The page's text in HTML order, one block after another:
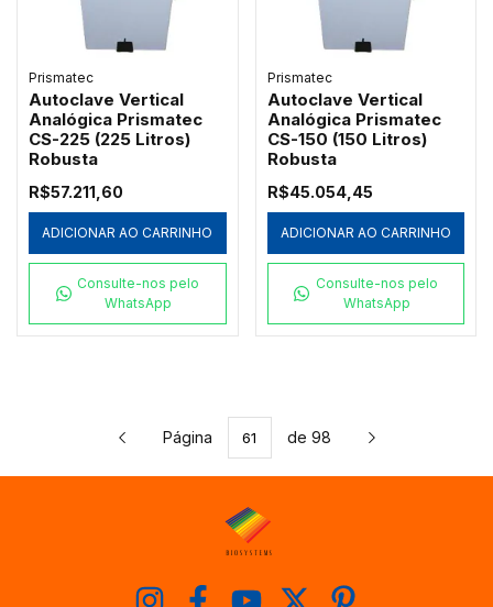
Prismatec
Autoclave Vertical
Analógica Prismatec
CS-225 (225 Litros)
Robusta
R$57.211,60
ADICIONAR AO CARRINHO
Consulte-nos pelo
WhatsApp
Prismatec
Autoclave Vertical
Analógica Prismatec
CS-150 (150 Litros)
Robusta
R$45.054,45
ADICIONAR AO CARRINHO
Consulte-nos pelo
WhatsApp
Página de 98